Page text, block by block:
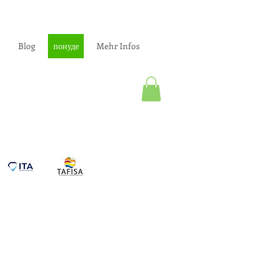
Blog понуде Mehr Infos